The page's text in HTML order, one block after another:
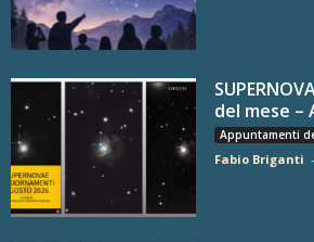
del mese –
Appuntamenti
Fabio Briganti -